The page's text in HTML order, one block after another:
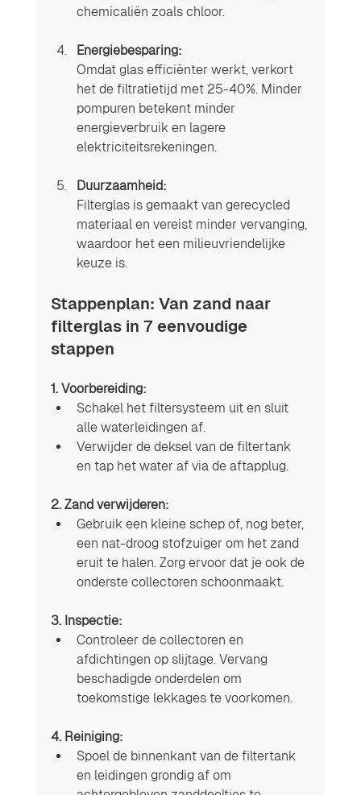
chemicaliën zoals chloor.
Energiebesparing:
Omdat glas efficiënter werkt, verkort
het de filtratietijd met 25-40%. Minder
pompuren betekent minder
energieverbruik en lagere
elektriciteitsrekeningen.
Duurzaamheid:
Filterglas is gemaakt van gerecycled
materiaal en vereist minder vervanging,
waardoor het een milieuvriendelijke
keuze is.
Stappenplan: Van zand naar
filterglas in 7 eenvoudige
stappen
1. Voorbereiding:
Schakel het filtersysteem uit en sluit
alle waterleidingen af.
Verwijder de deksel van de filtertank
en tap het water af via de aftapplug.
2. Zand verwijderen:
Gebruik een kleine schep of, nog beter,
een nat-droog stofzuiger om het zand
eruit te halen. Zorg ervoor dat je ook de
onderste collectoren schoonmaakt.
3. Inspectie:
Controleer de collectoren en
afdichtingen op slijtage. Vervang
beschadigde onderdelen om
toekomstige lekkages te voorkomen.
4. Reiniging:
Spoel de binnenkant van de filtertank
en leidingen grondig af om